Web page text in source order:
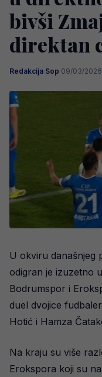
bivši
direktan
Redakcija Sop·09/03/2026
U okviru današnjeg
odigran je izuzetno
Bodrumspor i
duel dvojice
Hotić i Hamza
Na kraju su više
Erokspora koji su